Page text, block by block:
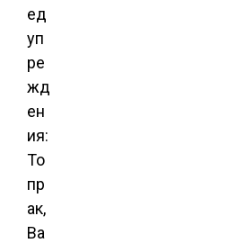
ед
уп
ре
жд
ен
ия:
То
пр
ак,
Ва